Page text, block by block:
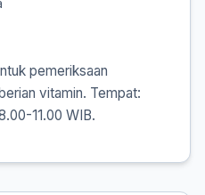
pemeriksaan
vitamin. Tempat:
11.00 WIB.